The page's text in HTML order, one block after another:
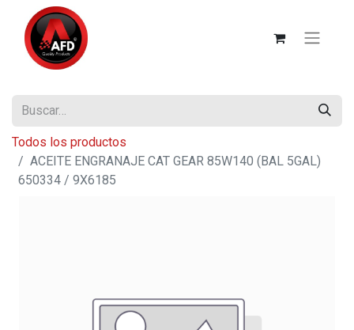
Todos los productos
ACEITE ENGRANAJE CAT GEAR 85W140 (BAL 5GAL)
650334 / 9X6185